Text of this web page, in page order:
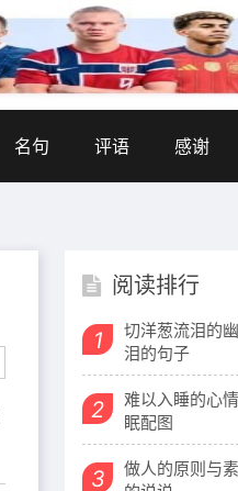
名句 评语 感谢
阅读排行
1
切洋葱流泪的
泪的句子
2
难以入睡的心
眠配图
3
做人的原则与